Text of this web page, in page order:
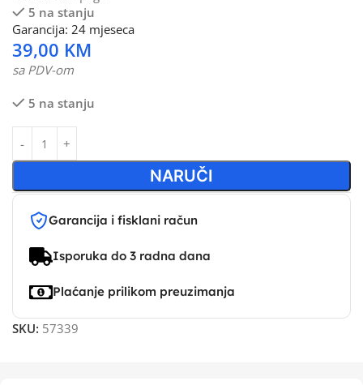
5 na stanju
Garancija: 24 mjeseca
39,00 KM
sa PDV-om
5 na stanju
NARUČI
Garancija i fisklani račun
Isporuka do 3 radna dana
Plaćanje prilikom preuzimanja
SKU: 57339